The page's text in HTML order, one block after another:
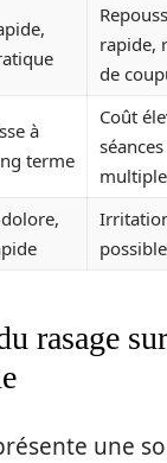
rapide,
de
à
terme
Coût
séances
rasage
une